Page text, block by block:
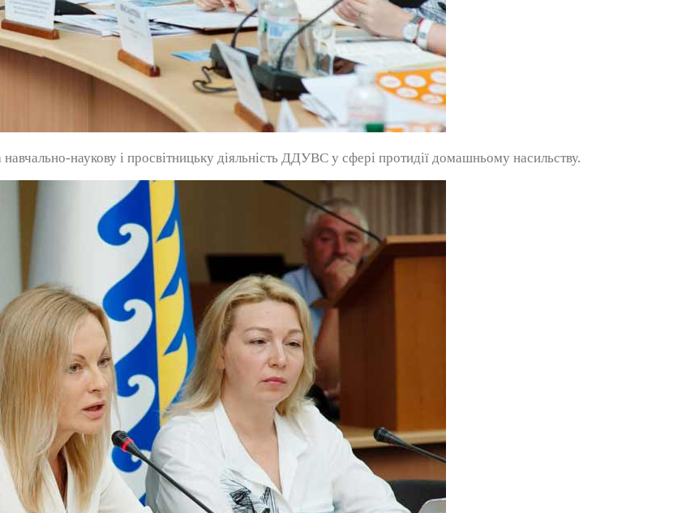
наукову і просвітницьку діяльність ДДУВС у сфері протидії домашньому насильству.